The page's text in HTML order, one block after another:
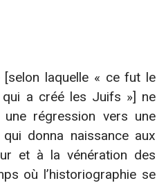
[selon laquelle « ce fut le
a créé les Juifs »] ne
régression vers une
donna naissance aux
et à la vénération des
où l’historiographie se